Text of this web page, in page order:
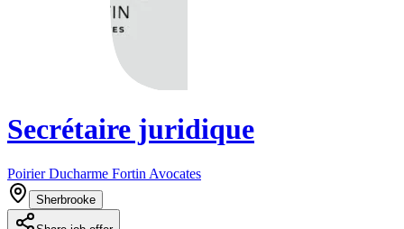
Secrétaire juridique
Poirier Ducharme Fortin Avocates
Sherbrooke